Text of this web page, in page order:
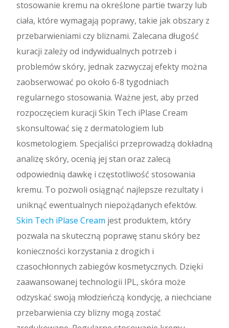
stosowanie kremu na określone partie twarzy lub
ciała, które wymagają poprawy, takie jak obszary z
przebarwieniami czy bliznami. Zalecana długość
kuracji zależy od indywidualnych potrzeb i
problemów skóry, jednak zazwyczaj efekty można
zaobserwować po około 6-8 tygodniach
regularnego stosowania. Ważne jest, aby przed
rozpoczęciem kuracji Skin Tech iPlase Cream
skonsultować się z dermatologiem lub
kosmetologiem. Specjaliści przeprowadzą dokładną
analizę skóry, ocenią jej stan oraz zalecą
odpowiednią dawkę i częstotliwość stosowania
kremu. To pozwoli osiągnąć najlepsze rezultaty i
uniknąć ewentualnych niepożądanych efektów.
Skin Tech iPlase Cream jest produktem, który
pozwala na skuteczną poprawę stanu skóry bez
konieczności korzystania z drogich i
czasochłonnych zabiegów kosmetycznych. Dzięki
zaawansowanej technologii IPL, skóra może
odzyskać swoją młodzieńczą kondycję, a niechciane
przebarwienia czy blizny mogą zostać